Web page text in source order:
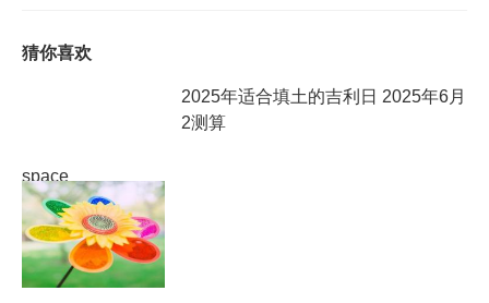
猜你喜欢
space
2025年适合填土的吉利日 2025年6月
2测算